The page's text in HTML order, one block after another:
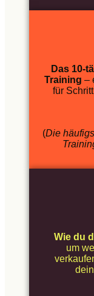
Das 10-
Training –
für
(Die
Wie du
um